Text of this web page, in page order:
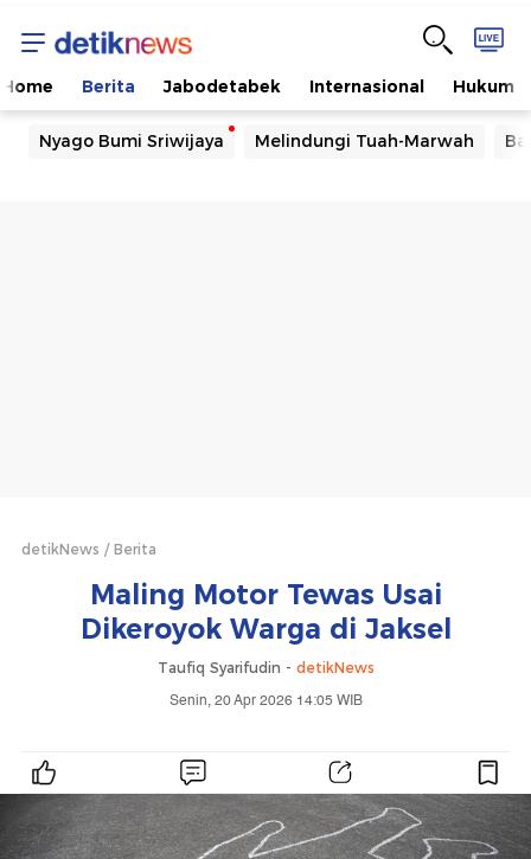
Home Berita Jabodetabek Internasional Hukum
Nyago Bumi Sriwijaya Melindungi Tuah-Marwah
detikNews Berita
Maling Motor Tewas Usai
Dikeroyok Warga di Jaksel
Taufiq Syarifudin - detikNews
Senin, 20 Apr 2026 14:05 WIB